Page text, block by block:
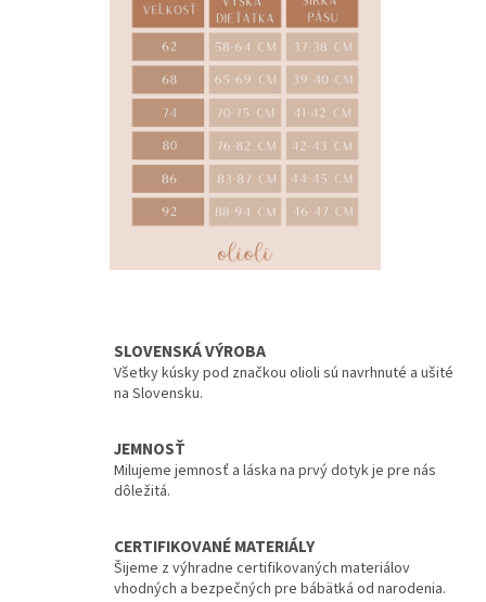
SLOVENSKÁ VÝROBA
Všetky kúsky pod značkou olioli sú navrhnuté a ušité
na Slovensku.
JEMNOSŤ
Milujeme jemnosť a láska na prvý dotyk je pre nás
dôležitá.
CERTIFIKOVANÉ MATERIÁLY
Šijeme z výhradne certifikovaných materiálov
vhodných a bezpečných pre bábätká od narodenia.